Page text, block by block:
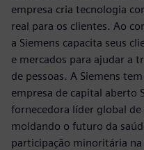
empresa cria tecnologia
real para os clientes. Ao
a Siemens capacita seus
e mercados para ajudar a
de pessoas. A Siemens
empresa de capital aberto
fornecedora líder global
moldando o futuro da
participação minoritária